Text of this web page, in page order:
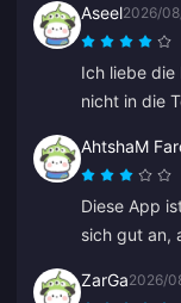
Aseel2026/
Ich liebe die
nicht in die
AhtshaM
Diese App
sich gut an,
paar gute
ZarGa2026/